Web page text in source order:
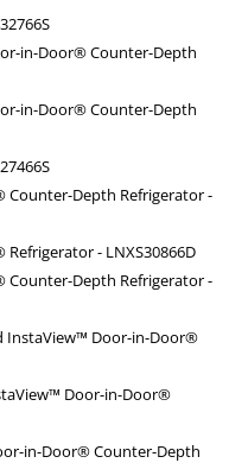
in-Door® Counter-Depth
in-Door® Counter-Depth
Counter-Depth Refrigerator -
- LNXS30866D
Counter-Depth Refrigerator -
InstaView™ Door-in-Door®
Door-in-Door®
in-Door® Counter-Depth